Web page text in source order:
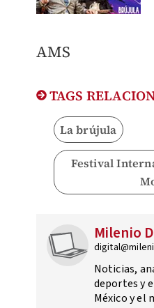
​AMS
TAGS
La brújula
Festival
Milenio
Noticias,
deportes y
México y el